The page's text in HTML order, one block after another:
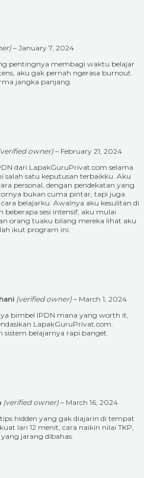
– January 7, 2024
pentingnya membagi waktu belajar
aku gak pernah ngerasa burnout.
jangka panjang.
owner)– February 21, 2024
dari LapakGuruPrivat.com selama
salah satu keputusan terbaikku. Aku
personal, dengan pendekatan yang
bukan cuma pintar, tapi juga
belajarku. Awalnya aku kesulitan di
beberapa sesi intensif, aku mulai
orang tuaku bilang mereka lihat aku
ikut program ini.
(verified owner) – March 1, 2024
bimbel IPDN mana yang worth it,
LapakGuruPrivat.com.
sistem belajarnya rapi banget.
(verified owner) – March 16, 2024
hidden yang gak diajarin di tempat
lari 12 menit, cara naikin nilai TKP,
jarang dibahas.